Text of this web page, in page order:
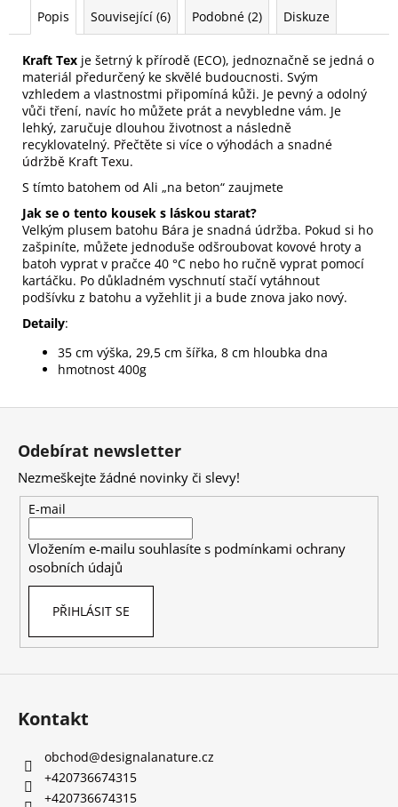
Popis Související (6) Podobné (2) Diskuze
Kraft Tex je šetrný k přírodě (ECO), jednoznačně se jedná o
materiál předurčený ke skvělé budoucnosti. Svým
vzhledem a vlastnostmi připomíná kůži. Je pevný a odolný
vůči tření, navíc ho můžete prát a nevybledne vám. Je
lehký, zaručuje dlouhou životnost a následně
recyklovatelný. Přečtěte si více o výhodách a snadné
údržbě Kraft Texu.
S tímto batohem od Ali „na beton“ zaujmete
Jak se o tento kousek s láskou starat?
Velkým plusem batohu Bára je snadná údržba. Pokud si ho
zašpiníte, můžete jednoduše odšroubovat kovové hroty a
batoh vyprat v pračce 40 °C nebo ho ručně vyprat pomocí
kartáčku. Po důkladném vyschnutí stačí vytáhnout
podšívku z batohu a vyžehlit ji a bude znova jako nový.
Detaily:
35 cm výška, 29,5 cm šířka, 8 cm hloubka dna
hmotnost 400g
Z
Odebírat newsletter
Nezmeškejte žádné novinky či slevy!
E-mail
Vložením e-mailu souhlasíte s podmínkami ochrany
osobních údajů
PŘIHLÁSIT SE
Kontakt
obchod@designalanature.cz
+420736674315
+420736674315